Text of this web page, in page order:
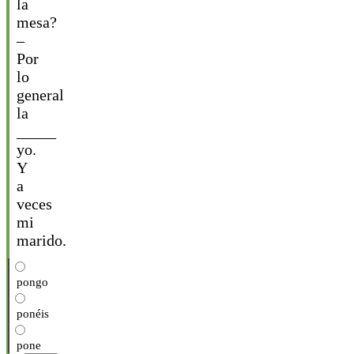
la
mesa?
–
Por
lo
general
la
yo.
Y
a
veces
mi
marido.
pongo
ponéis
pone